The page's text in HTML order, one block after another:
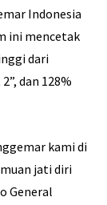
Indonesia
ini mencetak
dari
dan 128%
kami di
jati diri
General